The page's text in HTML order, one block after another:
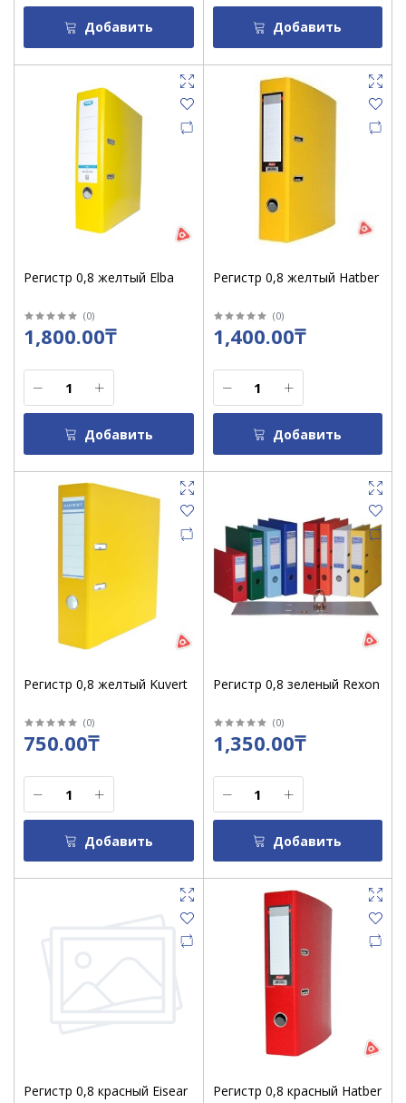
Добавить Добавить
Регистр 0,8 желтый Elba
(0)
1,800.00₸
Добавить
Регистр 0,8 желтый Hatber
(0)
1,400.00₸
Добавить
Регистр 0,8 желтый Kuvert
(0)
750.00₸
Добавить
Регистр 0,8 зеленый Rexon
(0)
1,350.00₸
Добавить
Регистр 0,8 красный Eisear Регистр 0,8 красный Hatber